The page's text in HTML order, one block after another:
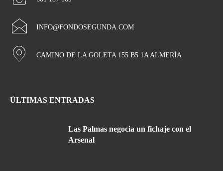
INFO@FONDOSEGUNDA.COM
CAMINO DE LA GOLETA 155 B5 1A ALMERÍA
ÚLTIMAS ENTRADAS
Las Palmas negocia un fichaje con el
Arsenal